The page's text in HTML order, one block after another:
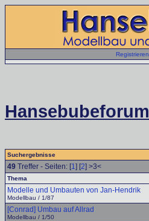
Registrieren
Hansebubeforum
Suchergebnisse
49 Treffer - Seiten: [1] [2] >3<
Thema
Modelle und Umbauten von Jan-Hendrik
Modellbau / 1/87
[Conrad] Umbau auf Allrad
Modellbau / 1/50